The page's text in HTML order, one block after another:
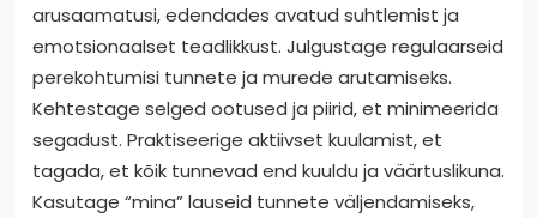
arusaamatusi, edendades avatud suhtlemist ja
emotsionaalset teadlikkust. Julgustage regulaarseid
perekohtumisi tunnete ja murede arutamiseks.
Kehtestage selged ootused ja piirid, et minimeerida
segadust. Praktiseerige aktiivset kuulamist, et
tagada, et kõik tunnevad end kuuldu ja väärtuslikuna.
Kasutage “mina” lauseid tunnete väljendamiseks,